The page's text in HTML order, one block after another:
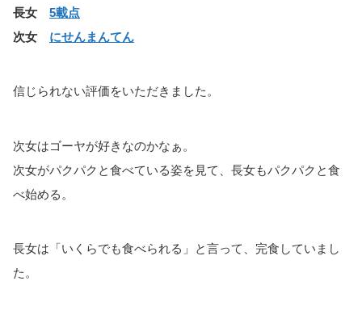
長女 5載点
次女 にせんまんてん
信じられない評価をいただきました。
次女はゴーヤが好きなのかなぁ。
次女がパクパクと食べている姿を見て、長女もパクパクと食
べ始める。
長女は「いくらでも食べられる」と言って、完食していまし
た。